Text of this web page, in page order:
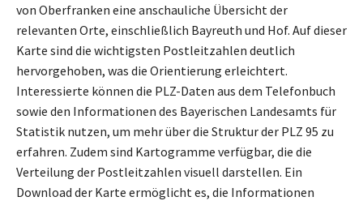
von Oberfranken eine anschauliche Übersicht der
relevanten Orte, einschließlich Bayreuth und Hof. Auf dieser
Karte sind die wichtigsten Postleitzahlen deutlich
hervorgehoben, was die Orientierung erleichtert.
Interessierte können die PLZ-Daten aus dem Telefonbuch
sowie den Informationen des Bayerischen Landesamts für
Statistik nutzen, um mehr über die Struktur der PLZ 95 zu
erfahren. Zudem sind Kartogramme verfügbar, die die
Verteilung der Postleitzahlen visuell darstellen. Ein
Download der Karte ermöglicht es, die Informationen